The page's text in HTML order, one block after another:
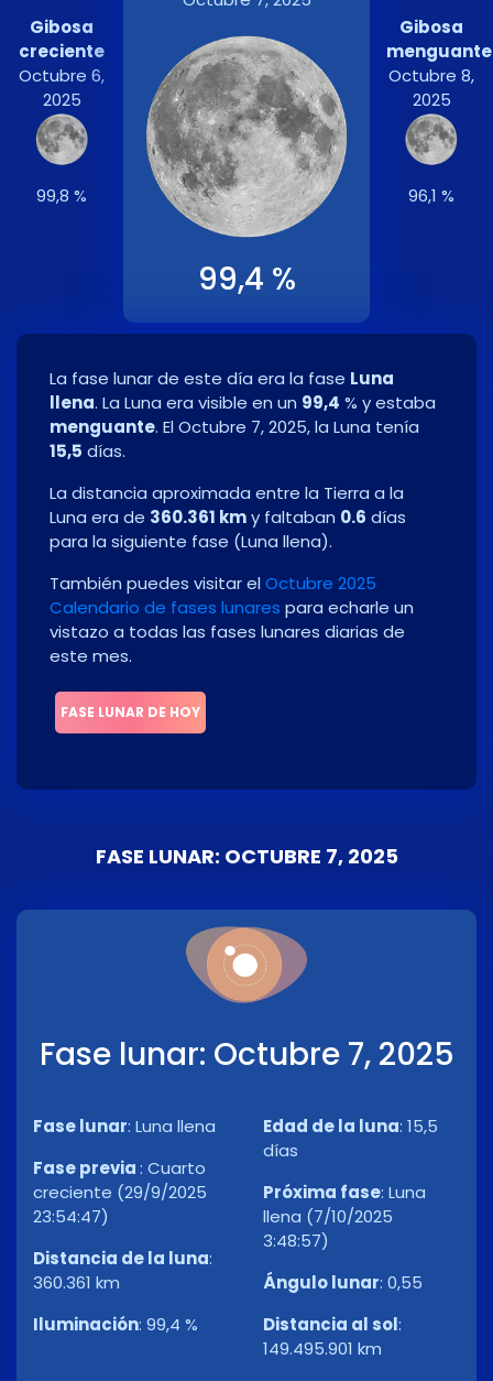
Gibosa
creciente
Octubre 6,
2025
99,8 %
99,4 %
Gibosa
menguante
Octubre 8,
2025
96,1 %
La fase lunar de este día era la fase Luna
llena. La Luna era visible en un 99,4 % y estaba
menguante. El Octubre 7, 2025, la Luna tenía
15,5 días.
La distancia aproximada entre la Tierra a la
Luna era de 360.361 kmy faltaban 0.6 días
para la siguiente fase (Luna llena).
También puedes visitar el Octubre 2025
Calendario de fases lunares para echarle un
vistazo a todas las fases lunares diarias de
este mes.
FASE LUNAR DE HOY
FASE LUNAR: OCTUBRE 7, 2025
Fase lunar: Octubre 7, 2025
Fase lunar: Luna llena
Fase previa: Cuarto
creciente (29/9/2025
23:54:47)
Distancia de la luna:
360.361 km
Iluminación: 99,4 %
Edad de la luna: 15,5
días
Próxima fase: Luna
llena (7/10/2025
3:48:57)
Ángulo lunar: 0,55
Distancia al sol:
149.495.901 km